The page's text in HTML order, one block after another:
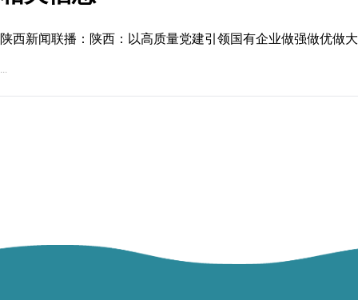
陕西新闻联播：陕西：以高质量党建引领国有企业做强做优做大
...